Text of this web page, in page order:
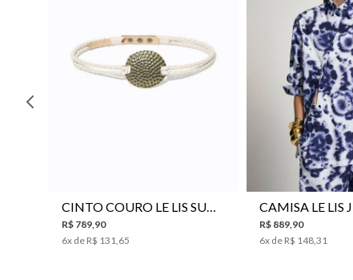
CINTO COURO LE LIS SUKI FEMININO
R$ 789,90
6x de R$ 131,65
36 38 40
R$ 889,90
6x de R$ 148,31